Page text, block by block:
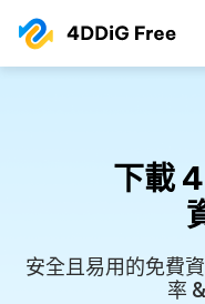
下載
安全且易用的免費
率 &